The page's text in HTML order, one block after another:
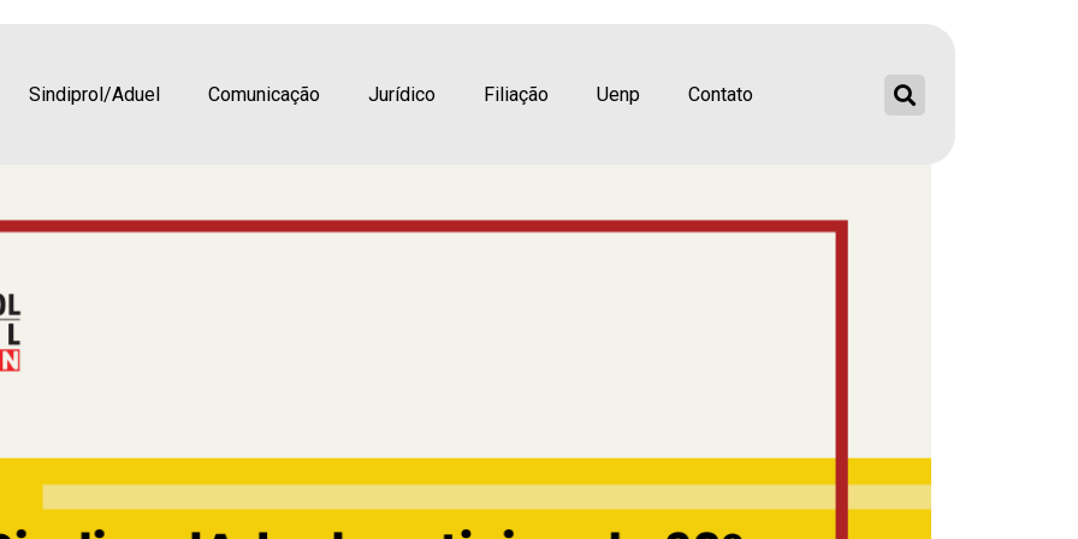
Sindiprol/Aduel Comunicação Jurídico Filiação Uenp Contato
do 69º Conad e reforça campanha em defesa